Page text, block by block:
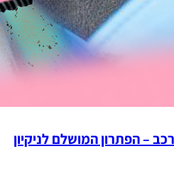
– הפתרון המושלם לניקיון